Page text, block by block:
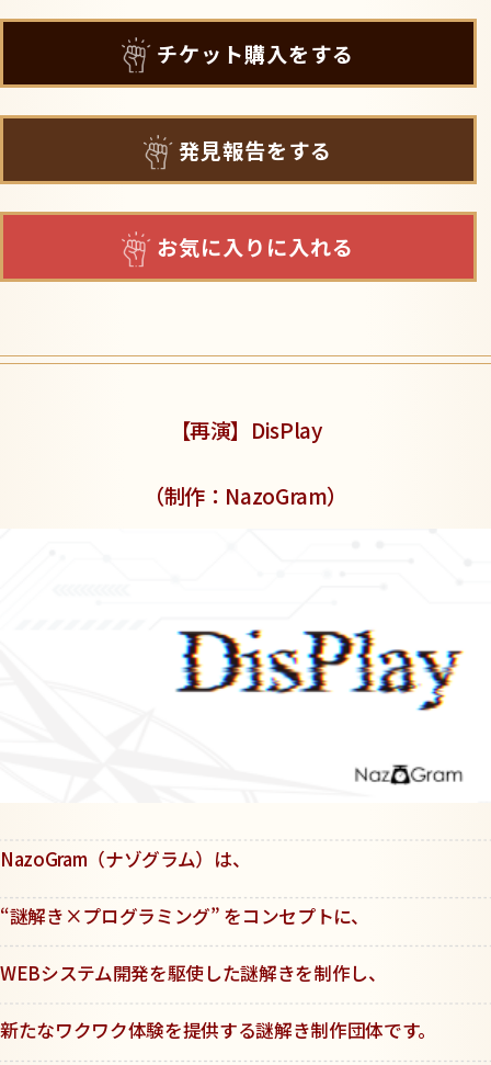
チケット購入をする
発見報告をする
お気に入りに入れる
【再演】DisPlay
（制作：NazoGram）
NazoGram（ナゾグラム）は、
“謎解き×プログラミング” をコンセプトに、
WEBシステム開発を駆使した謎解きを制作し、
新たなワクワク体験を提供する謎解き制作団体です。